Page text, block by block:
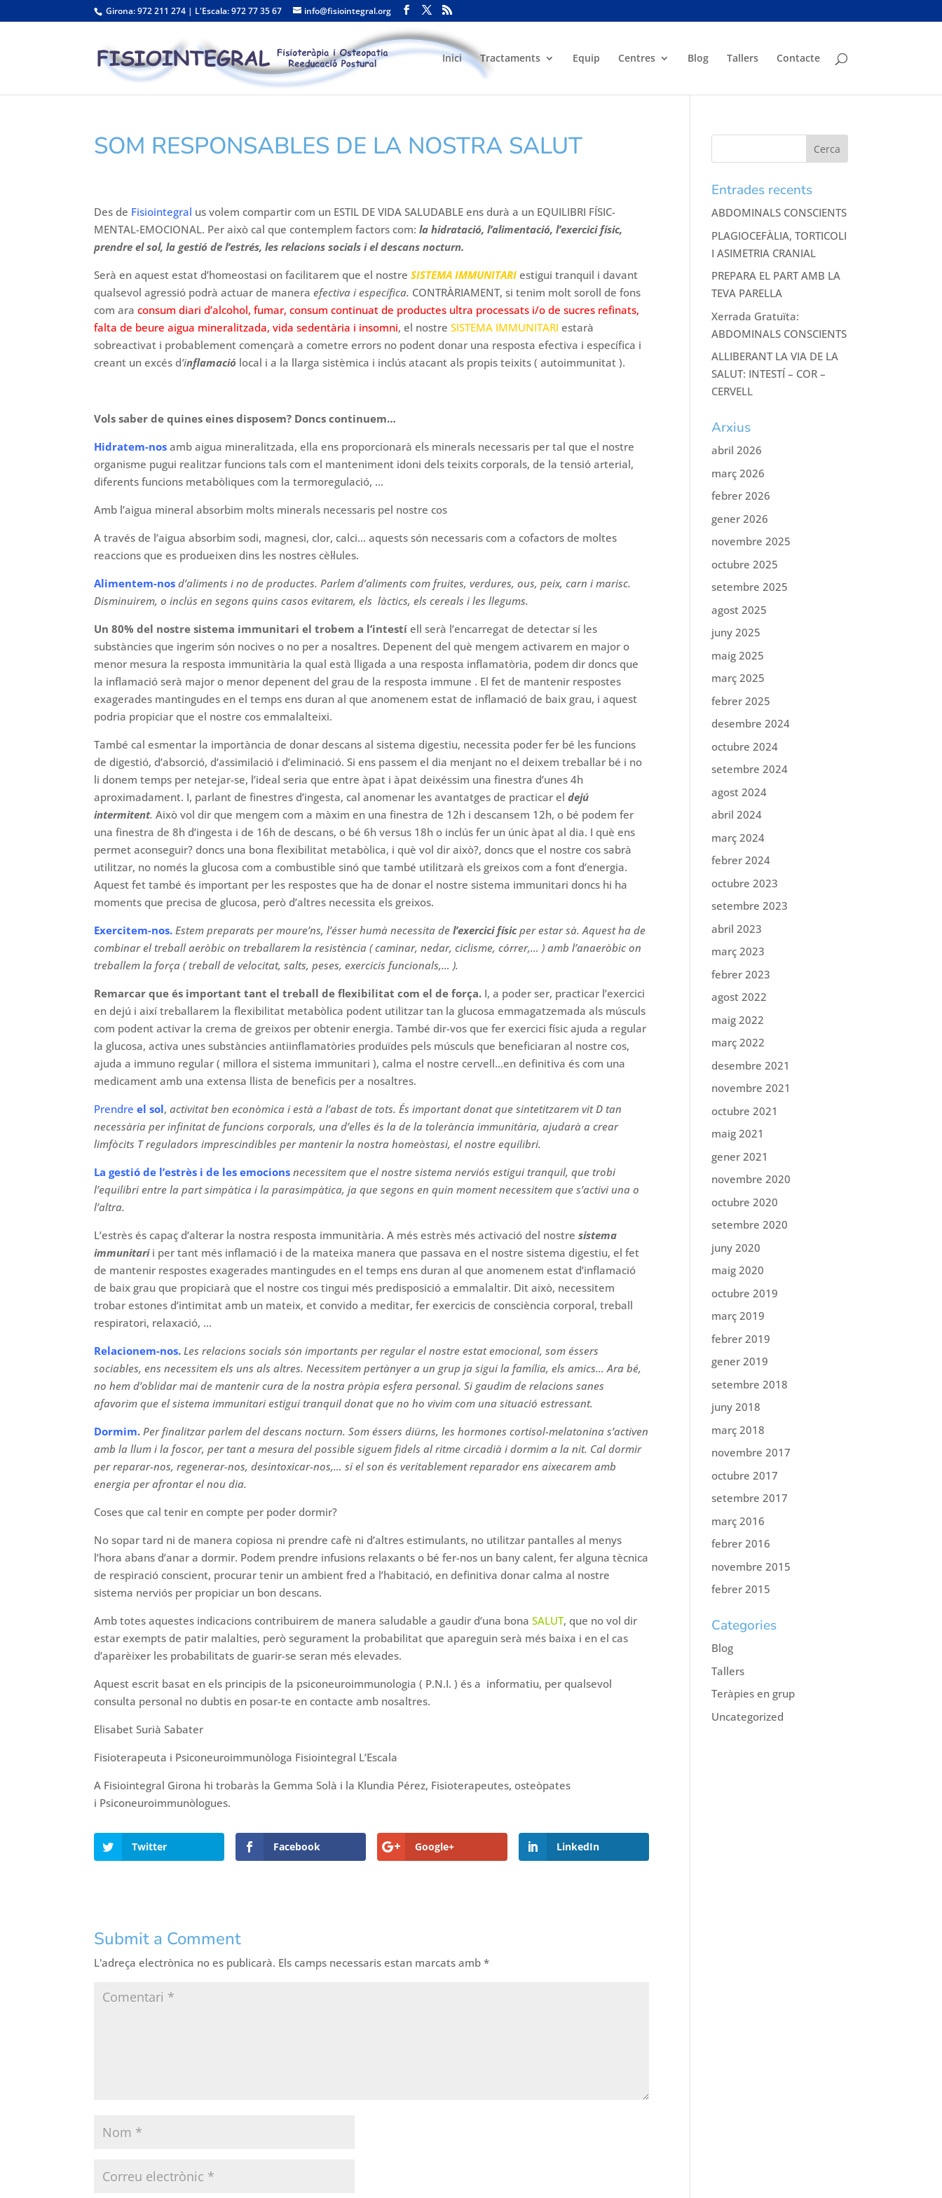
Girona: 972 211 274 | L'Escala: 972 77 35 67 info@fisiointegral.org
Inici Tractaments Equip Centres Blog Tallers Contacte
SOM RESPONSABLES DE LA NOSTRA SALUT
Des de Fisiointegral us volem compartir com un ESTIL DE VIDA SALUDABLE ens durà a un EQUILIBRI FÍSIC-
MENTAL-EMOCIONAL. Per això cal que contemplem factors com:la hidratació, l’alimentació, l’exercici físic,
prendre el sol, la gestió de l’estrés, les relacions socials i el descans nocturn.
Serà en aquest estat d’homeostasi on facilitarem que el nostreSISTEMA IMMUNITARI estigui tranquil i davant
qualsevol agressió podrà actuar de maneraefectiva i específica. CONTRÀRIAMENT, si tenim molt soroll de fons
com araconsum diari d’alcohol, fumar, consum continuat de productes ultra processats i/o de sucres refinats,
falta de beure aigua mineralitzada, vida sedentària i insomni, el nostreSISTEMA IMMUNITARI estarà
sobreactivat i probablement començarà a cometre errors no podent donar una resposta efectiva i específica i
creant un excés d’inflamació local i a la llarga sistèmica i inclús atacant als propis teixits ( autoimmunitat ).
Vols saber de quines eines disposem? Doncs continuem…
Hidratem-nosamb aigua mineralitzada, ella ens proporcionarà els minerals necessaris per tal que el nostre
organisme pugui realitzar funcions tals com el manteniment idoni dels teixits corporals, de la tensió arterial,
diferents funcions metabòliques com la termoregulació, …
Amb l’aigua mineral absorbim molts minerals necessaris pel nostre cos
A través de l’aigua absorbim sodi, magnesi, clor, calci… aquests són necessaris com a cofactors de moltes
reaccions que es produeixen dins les nostres cèl·lules.
Alimentem-nosd’aliments i no de productes. Parlem d’aliments com fruites, verdures, ous, peix, carn i marisc.
Disminuirem, o inclús en segons quins casos evitarem, els làctics, els cereals i les llegums.
Un 80% del nostre sistema immunitari el trobem a l’intestíell serà l’encarregat de detectar sí les
substàncies que ingerim són nocives o no per a nosaltres. Depenent del què mengem activarem en major o
menor mesura la resposta immunitària la qual està lligada a una resposta inflamatòria, podem dir doncs que
la inflamació serà major o menor depenent del grau de la resposta immune . El fet de mantenir respostes
exagerades mantingudes en el temps ens duran al que anomenem estat de inflamació de baix grau, i aquest
podria propiciar que el nostre cos emmalalteixi.
També cal esmentar la importància de donar descans al sistema digestiu, necessita poder fer bé les funcions
de digestió, d’absorció, d’assimilació i d’eliminació. Si ens passem el dia menjant no el deixem treballar bé i no
li donem temps per netejar-se, l’ideal seria que entre àpat i àpat deixéssim una finestra d’unes 4h
aproximadament. I, parlant de finestres d’ingesta, cal anomenar les avantatges de practicar eldejú
intermitent. Això vol dir que mengem com a màxim en una finestra de 12h i descansem 12h, o bé podem fer
una finestra de 8h d’ingesta i de 16h de descans, o bé 6h versus 18h o inclús fer un únic àpat al dia. I què ens
permet aconseguir? doncs una bona flexibilitat metabòlica, i què vol dir això?, doncs que el nostre cos sabrà
utilitzar, no només la glucosa com a combustible sinó que també utilitzarà els greixos com a font d’energia.
Aquest fet també és important per les respostes que ha de donar el nostre sistema immunitari doncs hi ha
moments que precisa de glucosa, però d’altres necessita els greixos.
Exercitem-nos.Estem preparats per moure’ns, l’ésser humà necessita del’exercici físicper estar sà. Aquest ha de
combinar el treball aeròbic on treballarem la resistència ( caminar, nedar, ciclisme, córrer,… ) amb l’anaeròbic on
treballem la força ( treball de velocitat, salts, peses, exercicis funcionals,… ).
Remarcar que és important tant el treball de flexibilitat com el de força. I, a poder ser, practicar l’exercici
en dejú i així treballarem la flexibilitat metabòlica podent utilitzar tan la glucosa emmagatzemada als músculs
com podent activar la crema de greixos per obtenir energia. També dir-vos que fer exercici físic ajuda a regular
la glucosa, activa unes substàncies antiinflamatòries produïdes pels músculs que beneficiaran al nostre cos,
ajuda a immuno regular ( millora el sistema immunitari ), calma el nostre cervell…en definitiva és com una
medicament amb una extensa llista de beneficis per a nosaltres.
Prendreel sol, activitat ben econòmica i està a l’abast de tots. És important donat quesintetitzarem vit D tan
necessària per infinitat de funcions corporals, una d’elles és la de la tolerància immunitària, ajudarà a crear
limfòcits T reguladors imprescindibles per mantenir la nostrahomeòstasi, el nostre equilibri.
La gestió de l’estrès i de les emocionsnecessitem que el nostre sistema nerviós estigui tranquil, que trobi
l’equilibri entre la part simpàtica i la parasimpàtica, ja que segons en quin moment necessitem que s’activi una o
l’altra.
L’estrès és capaç d’alterar la nostra resposta immunitària. A més estrès més activació del nostresistema
immunitarii per tant més inflamació i de la mateixa manera que passava en el nostre sistema digestiu, el fet
de mantenir respostes exagerades mantingudes en el temps ens duran al que anomenem estat d’inflamació
de baix grau que propiciarà que el nostre cos tingui més predisposició a emmalaltir. Dit això, necessitem
trobar estones d’intimitat amb un mateix, et convido a meditar, fer exercicis de consciència corporal, treball
respiratori, relaxació, …
Relacionem-nos.Les relacions socials són importants per regular el nostre estat emocional, som éssers
sociables, ens necessitem els uns als altres. Necessitem pertànyer a un grup ja sigui la família, els amics… Ara bé,
no hem d’oblidar mai de mantenir cura de la nostra pròpia esfera personal. Si gaudim de relacions sanes
afavorim que el sistema immunitari estigui tranquil donat que no ho vivim com una situació estressant.
Dormim. Per finalitzar parlem del descans nocturn. Som éssers diürns, les hormones cortisol-melatonina s’activen
amb la llum i la foscor, per tant a mesura del possible siguem fidels al ritme circadià i dormim a la nit. Cal dormir
per reparar-nos, regenerar-nos, desintoxicar-nos,… si el son és veritablementreparador ens aixecarem amb
energia per afrontar el nou dia.
Coses que cal tenir en compte per poder dormir?
No sopar tard ni de manera copiosa ni prendre cafè ni d’altres estimulants, no utilitzar pantalles al menys
l’hora abans d’anar a dormir. Podem prendre infusions relaxants o bé fer-nos un bany calent, fer alguna tècnica
de respiració conscient, procurar tenir un ambient fred a l’habitació, en definitiva donar calma al nostre
sistema nerviós per propiciar un bon descans.
Amb totes aquestes indicacions contribuirem de manera saludable a gaudir d’una bonaSALUT, que no vol dir
estar exempts de patir malalties, però segurament la probabilitat que apareguin serà més baixa i en el cas
d’aparèixer les probabilitats de guarir-se seran més elevades.
Aquest escrit basat en els principis de la psiconeuroimmunologia ( P.N.I. ) és a informatiu, per qualsevol
consulta personal no dubtis en posar-te en contacte amb nosaltres.
Elisabet Surià Sabater
Fisioterapeuta i Psiconeuroimmunòloga Fisiointegral L’Escala
A Fisiointegral Girona hi trobaràs la Gemma Solà i la Klundia Pérez, Fisioterapeutes, osteòpates
i Psiconeuroimmunòlogues.
Twitter Facebook Google+ LinkedIn
Submit a Comment
L'adreça electrònica no es publicarà. Els camps necessaris estan marcats amb*
Entrades recents
ABDOMINALS CONSCIENTS
PLAGIOCEFÀLIA, TORTICOLI
I ASIMETRIA CRANIAL
PREPARA EL PART AMB LA
TEVA PARELLA
Xerrada Gratuïta:
ABDOMINALS CONSCIENTS
ALLIBERANT LA VIA DE LA
SALUT: INTESTÍ – COR –
CERVELL
Arxius
abril 2026
març 2026
febrer 2026
gener 2026
novembre 2025
octubre 2025
setembre 2025
agost 2025
juny 2025
maig 2025
març 2025
febrer 2025
desembre 2024
octubre 2024
setembre 2024
agost 2024
abril 2024
març 2024
febrer 2024
octubre 2023
setembre 2023
abril 2023
març 2023
febrer 2023
agost 2022
maig 2022
març 2022
desembre 2021
novembre 2021
octubre 2021
maig 2021
gener 2021
novembre 2020
octubre 2020
setembre 2020
juny 2020
maig 2020
octubre 2019
març 2019
febrer 2019
gener 2019
setembre 2018
juny 2018
març 2018
novembre 2017
octubre 2017
setembre 2017
març 2016
febrer 2016
novembre 2015
febrer 2015
Categories
Blog
Tallers
Teràpies en grup
Uncategorized